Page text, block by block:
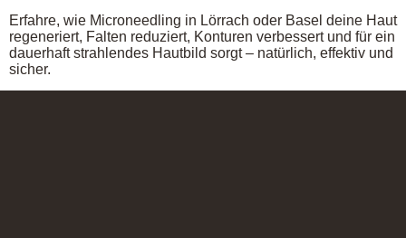
Erfahre, wie Microneedling in Lörrach oder Basel deine Haut
regeneriert, Falten reduziert, Konturen verbessert und für ein
dauerhaft strahlendes Hautbild sorgt – natürlich, effektiv und
sicher.